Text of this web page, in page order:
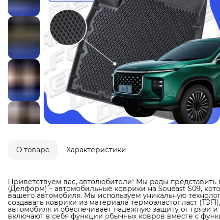
О товаре Характеристики
Приветствуем вас, автолюбители! Мы рады
(Делформ) – автомобильные коврики на Soueast S09,
вашего автомобиля. Мы используем уникальную
создавать коврики из материала термоэластопласт
автомобиля и обеспечивает надежную защиту от грязи
включают в себя функции обычных ковров вместе с